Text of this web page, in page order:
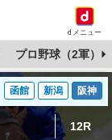
dメニュー
プロ野球（2軍）
函館 新潟 阪神
12R